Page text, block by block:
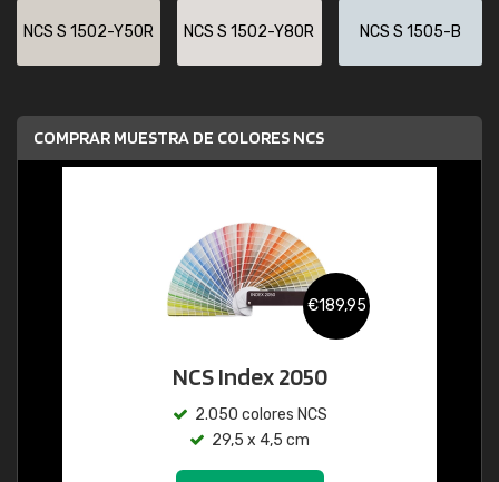
NCS S 1502-Y50R NCS S 1502-Y80R NCS S 1505-B
COMPRAR MUESTRA DE COLORES NCS
€189,95
NCS Index 2050
2.050 colores NCS
29,5 x 4,5 cm